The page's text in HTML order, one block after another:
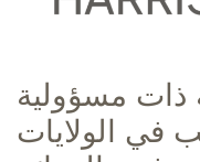
مسؤولية
في الولايات